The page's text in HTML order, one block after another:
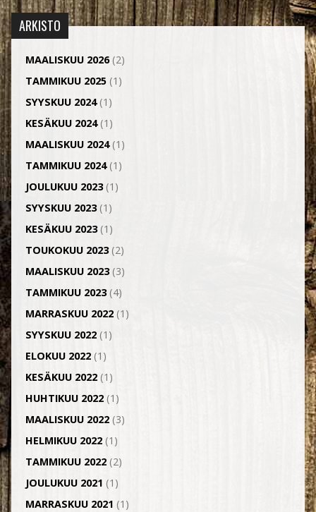
ARKISTO
MAALISKUU 2026(2)
TAMMIKUU 2025(1)
SYYSKUU 2024(1)
KESÄKUU 2024(1)
MAALISKUU 2024(1)
TAMMIKUU 2024(1)
JOULUKUU 2023(1)
SYYSKUU 2023(1)
KESÄKUU 2023(1)
TOUKOKUU 2023(2)
MAALISKUU 2023(3)
TAMMIKUU 2023(4)
MARRASKUU 2022(1)
SYYSKUU 2022(1)
ELOKUU 2022(1)
KESÄKUU 2022(1)
HUHTIKUU 2022(1)
MAALISKUU 2022(3)
HELMIKUU 2022(1)
TAMMIKUU 2022(2)
JOULUKUU 2021 (1)
MARRASKUU 2021 (1)